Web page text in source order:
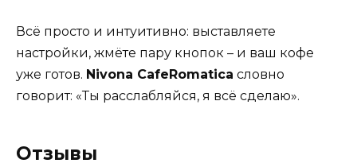
Всё просто и интуитивно: выставляете
настройки, жмёте пару кнопок – и ваш кофе
уже готов. Nivona CafeRomatica словно
говорит: «Ты расслабляйся, я всё сделаю».
Отзывы